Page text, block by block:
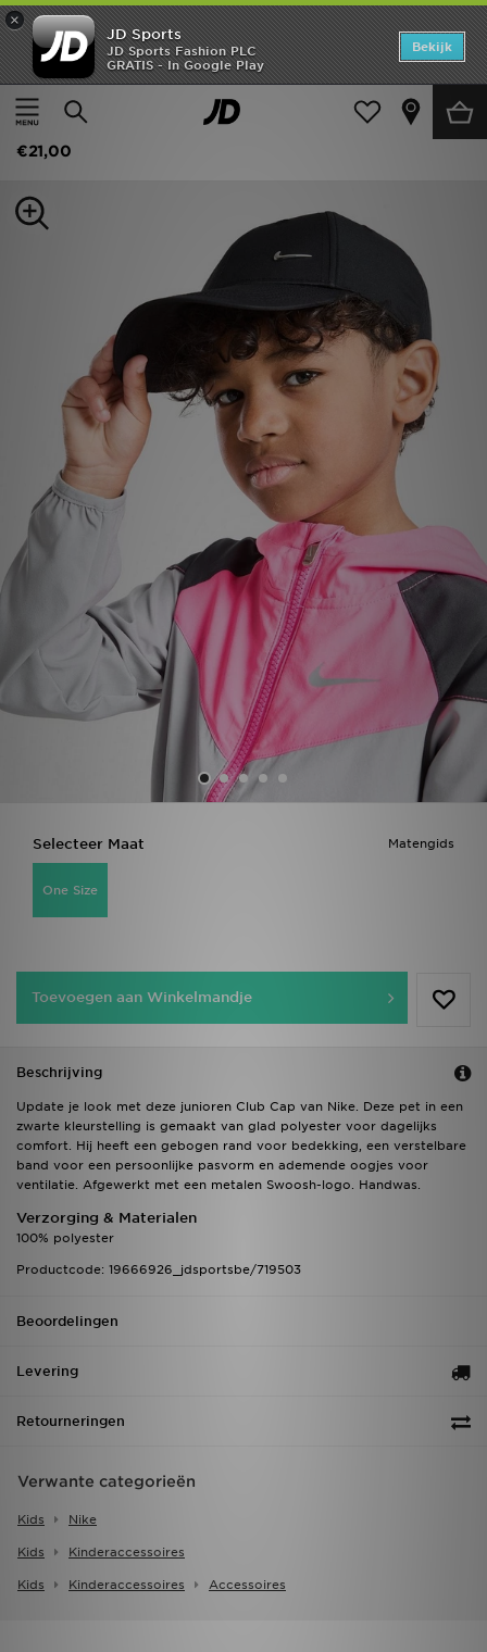
×
JD Sports
JD Sports Fashion PLC
GRATIS - In Google Play
Bekijk
Thuis
Kids Kinderaccessoires Accessoires
Nike Club Cap Junior
€21,00
Matengids
Selecteer Maat
One Size
Toevoegen aan Winkelmandje
Beschrijving
Update je look met deze junioren Club Cap van Nike. Deze pet in een
zwarte kleurstelling is gemaakt van glad polyester voor dagelijks
comfort. Hij heeft een gebogen rand voor bedekking, een verstelbare
band voor een persoonlijke pasvorm en ademende oogjes voor
ventilatie. Afgewerkt met een metalen Swoosh-logo. Handwas.
Verzorging & Materialen
100% polyester
Productcode: 19666926_jdsportsbe/719503
Beoordelingen
Levering
Retourneringen
Verwante categorieën
Kids Nike
Kids Kinderaccessoires
Kids Kinderaccessoires Accessoires
Home
Offers
Dames
Voetbal
Merken
Vind een winkel
Bestelling traceren
Download de app